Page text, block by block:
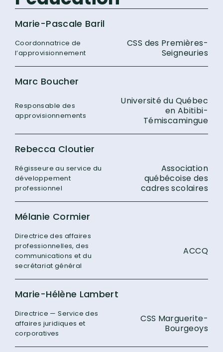
Marie-Pascale Baril
Coordonnatrice de
l’approvisionnement
CSS des Premières-
Seigneuries
Marc Boucher
Responsable des
approvisionnements
Université du Québec
en Abitibi-
Témiscamingue
Rebecca Cloutier
Régisseure au service du
développement
professionnel
Association
québécoise des
cadres scolaires
Mélanie Cormier
Directrice des affaires
professionnelles, des
communications et du
secrétariat général
ACCQ
Marie-Hélène Lambert
Directrice — Service des
affaires juridiques et
corporatives
CSS Marguerite-
Bourgeoys